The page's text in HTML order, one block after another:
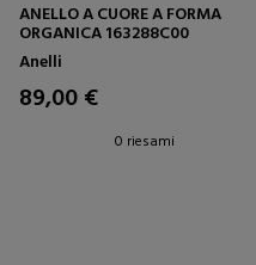
ANELLO A CUORE A FORMA
ORGANICA 163288C00
Anelli
89,00 €
0 riesami